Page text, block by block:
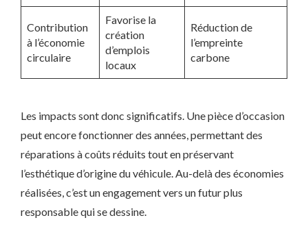
Contribution
à l’économie
circulaire
Favorise la
création
d’emplois
locaux
Réduction de
l’empreinte
carbone
Les impacts sont donc significatifs. Une pièce d’occasion
peut encore fonctionner des années, permettant des
réparations à coûts réduits tout en préservant
l’esthétique d’origine du véhicule. Au-delà des économies
réalisées, c’est un engagement vers un futur plus
responsable qui se dessine.